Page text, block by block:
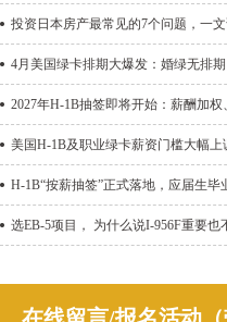
投资日本房产最常见的7个问题，一文
4月美国绿卡排期大爆发：婚绿无排
2027年H-1B抽签即将开始：薪酬加权
美国H-1B及职业绿卡薪资门槛大幅上
H-1B“按薪抽签”正式落地，应届生毕
选EB-5项目， 为什么说I-956F重要也